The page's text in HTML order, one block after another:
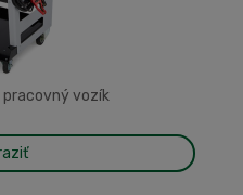
pracovný vozík